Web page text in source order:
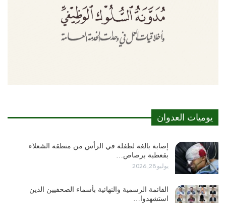
يوميات العدوان
إصابة بالغة لطفلة في الرأس من منطقة الشعلاء
بقعطبة برصاص…
يوليو 28, 2026
القائمة الرسمية والنهائية بأسماء الصحفيين الذين
استشهدوا…